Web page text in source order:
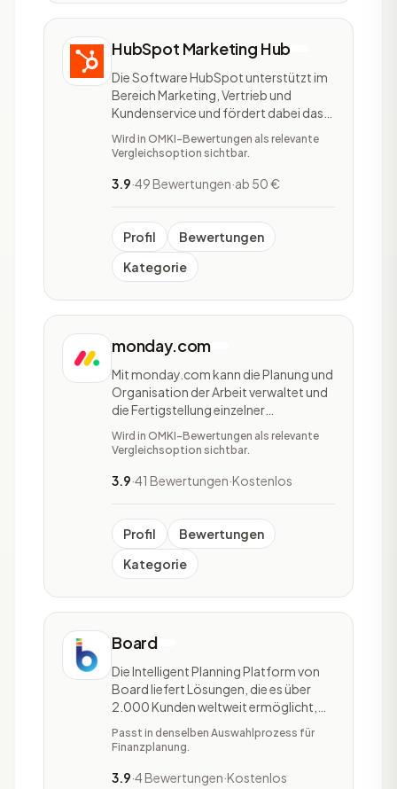
HubSpot Marketing Hub
Die Software HubSpot unterstützt im
Bereich Marketing, Vertrieb und
Kundenservice und fördert dabei das
Wachstum eines Unternehmens.
HubSpot ist in fünf Softwares
HubSpot Sales Hub, HubSpot Service
Operations Hub. Bei der Marketing
Wird in OMKI-Bewertungen als relevante
Vergleichsoption sichtbar.
3.9·49 Bewertungen·ab 50 €
Profil
Bewertungen
Kategorie
monday.com
Mit monday.com kann die Planung und
Organisation der Arbeit verwaltet und
die Fertigstellung einzelner
Arbeitsschritte diverser Teams
verfolgt werden. Unternehmen haben
eigenen Anwendungen und
aufzustellen. Monday.com ist eine
Cloud-basi
Wird in OMKI-Bewertungen als relevante
Vergleichsoption sichtbar.
3.9·41 Bewertungen·Kostenlos
Profil
Bewertungen
Kategorie
Board
Die Intelligent Planning Platform von
Board liefert Lösungen, die es über
2.000 Kunden weltweit ermöglicht,
fundierte Erkenntnisse und
verbesserte Ergebnisse durch
Damit unterstützt Board Unternehmen
Passt in denselben Auswahlprozess für
Finanzplanung.
3.9·4 Bewertungen·Kostenlos